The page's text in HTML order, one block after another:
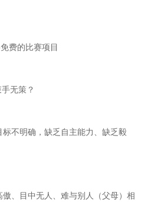
免费的比赛项目
无策？
不明确，缺乏自主能力、缺乏毅
、目中无人、难与别人（父母）相